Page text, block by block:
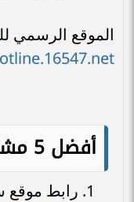
الموقع الرسمي
أفضل 5 مشاريع عقارية 2026
رابط